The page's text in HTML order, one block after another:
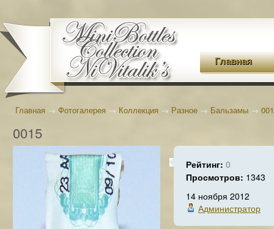
Главная
Главная → Фотогалерея → Коллекция → Разное → Бальзамы →
0015
Рейтинг: 0
Просмотров: 1343
14 ноября 2012
Администратор